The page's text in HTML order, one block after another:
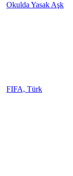
Okulda Yasak Aşk
FIFA, Türk